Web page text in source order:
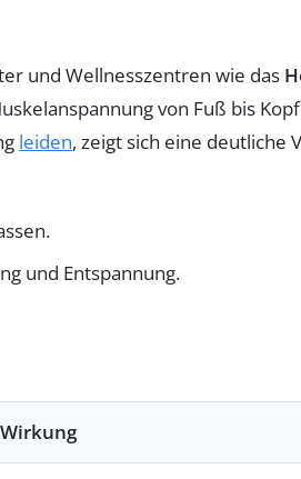
und Wellnesszentren wie das
von Fuß bis
leiden, zeigt sich eine deutliche
und Entspannung.
Wirkung